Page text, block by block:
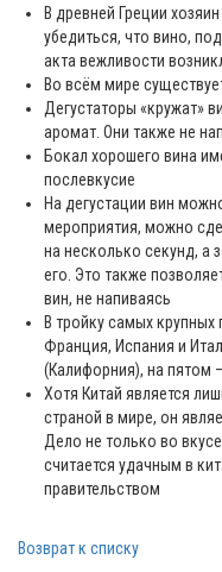
В древней Греции
убедиться, что вино,
акта вежливости
Во всём мире
Дегустаторы «кружат»
аромат. Они также не
Бокал хорошего вина
послевкусие
На дегустации вин
мероприятия, можно
на несколько секунд, а
его. Это также
вин, не напиваясь
В тройку самых
Франция, Испания и
(Калифорния), на пятом
Хотя Китай является
страной в мире, он
Дело не только во
считается удачным в
правительством
Возврат к списку